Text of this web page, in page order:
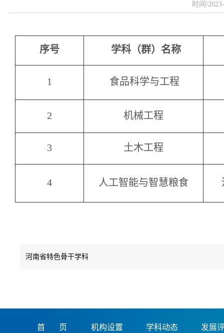
时间/
序号 学科（群）名称
1 食品科学与工程
2 机械工程
3 土木工程
4 人工智能与智慧粮食
河南省特色骨干学科
首 页 机构设置 学科动态 发展